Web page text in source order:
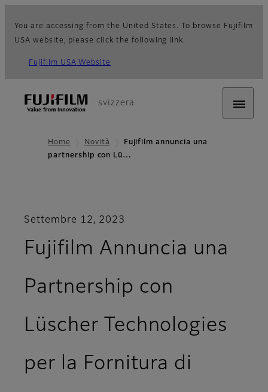
You are accessing from the United States. To browse Fujifilm
USA website, please click the following link.
Fujifilm USA Website
svizzera
Home Novità
Fujifilm annuncia una
partnership con Lü…
Settembre 12, 2023
Fujifilm Annuncia una
Partnership con
Lüscher Technologies
per la Fornitura di